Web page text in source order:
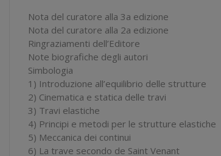
Nota del curatore alla 3a edizione
Nota del curatore alla 2a edizione
Ringraziamenti dell’Editore
Note biografiche degli autori
Simbologia
1) Introduzione all’equilibrio delle strutture
2) Cinematica e statica delle travi
3) Travi elastiche
4) Principi e metodi per le strutture elastiche
5) Meccanica dei continui
6) La trave secondo de Saint Venant